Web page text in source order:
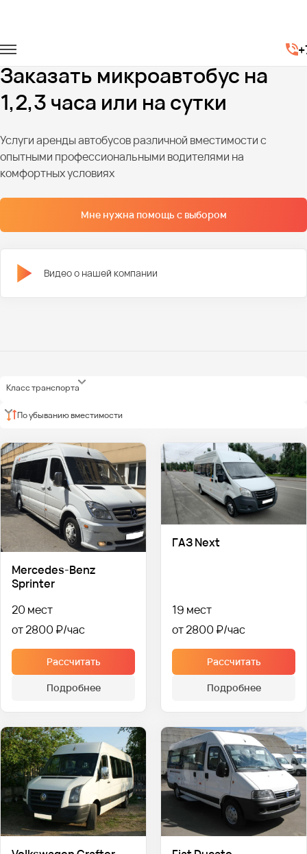
Аренда микроавтобуса по часам
Заказать микроавтобус на
1,2,3 часа или на сутки
Услуги аренды автобусов различной вместимости с
опытными профессиональными водителями на
комфортных условиях
Мне нужна помощь с выбором
Видео о нашей компании
Класс транспорта
По убыванию вместимости
Mercedes-Benz
Sprinter
20 мест
от 2800 ₽
Рассчитать
Подробнее
ГАЗ Next
19 мест
от 2800 ₽
Рассчитать
Подробнее